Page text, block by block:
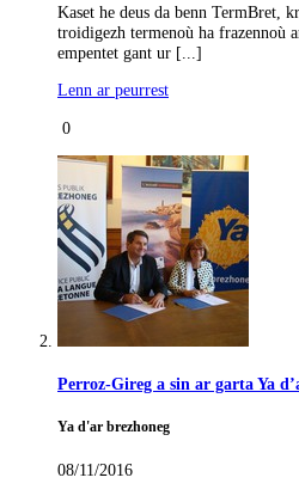
Kaset he deus da benn TermBret,
troidigezh termenoù ha frazennoù
empentet gant ur [...]
Lenn ar peurrest
0
Perroz-Gireg a sin ar garta Ya
Ya d'ar brezhoneg
08/11/2016